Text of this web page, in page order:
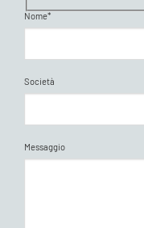
Nome*
Società
Messaggio